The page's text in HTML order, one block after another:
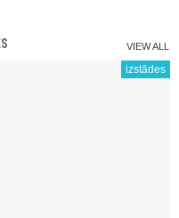
VIEW ALL
izstādes